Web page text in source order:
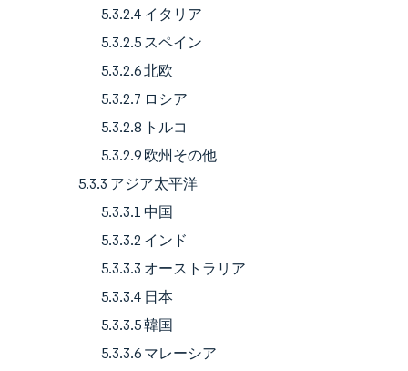
5.3.2.4 イタリア
5.3.2.5 スペイン
5.3.2.6 北欧
5.3.2.7 ロシア
5.3.2.8 トルコ
5.3.2.9 欧州その他
5.3.3 アジア太平洋
5.3.3.1 中国
5.3.3.2 インド
5.3.3.3 オーストラリア
5.3.3.4 日本
5.3.3.5 韓国
5.3.3.6 マレーシア